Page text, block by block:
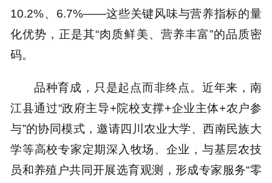
10.2%、6.7%——这些关键风味与营养指标的量
化优势，正是其“肉质鲜美、营养丰富”的品质密
码。
品种育成，只是起点而非终点。近年来，南
江县通过“政府主导+院校支撑+企业主体+农户参
与”的协同模式，邀请四川农业大学、西南民族大
学等高校专家定期深入牧场、企业，与基层农技
员和养殖户共同开展选育观测，形成专家服务“零